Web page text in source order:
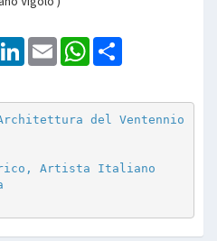
LinkedInEmail WhatsApp
del Ventennio
Artista Italiano